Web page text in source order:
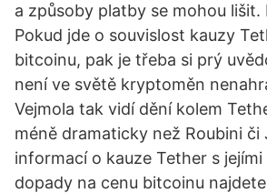
a způsoby platby se mohou lišit.
Pokud jde o souvislost kauzy
bitcoinu, pak je třeba si prý
není ve světě kryptoměn
Vejmola tak vidí dění kolem
méně dramaticky než Roubini či
informací o kauze Tether s
dopady na cenu bitcoinu